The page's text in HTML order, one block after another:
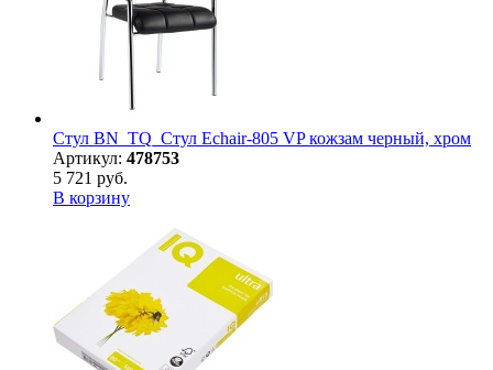
Стул BN_TQ_Стул Echair-805 VP кожзам черный, хром
Артикул: 478753
5 721 руб.
В корзину